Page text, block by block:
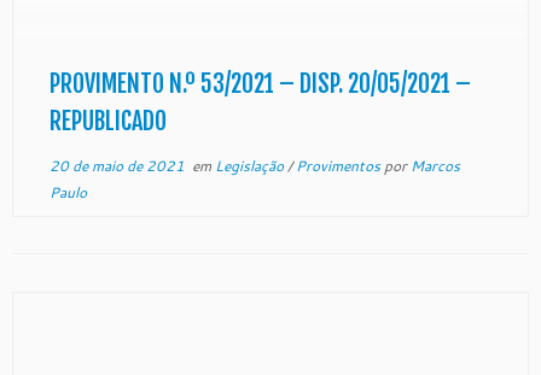
PROVIMENTO N.º 53/2021 – DISP. 20/05/2021 –
REPUBLICADO
20 de maio de 2021 em Legislação/ProvimentosporMarcos
Paulo